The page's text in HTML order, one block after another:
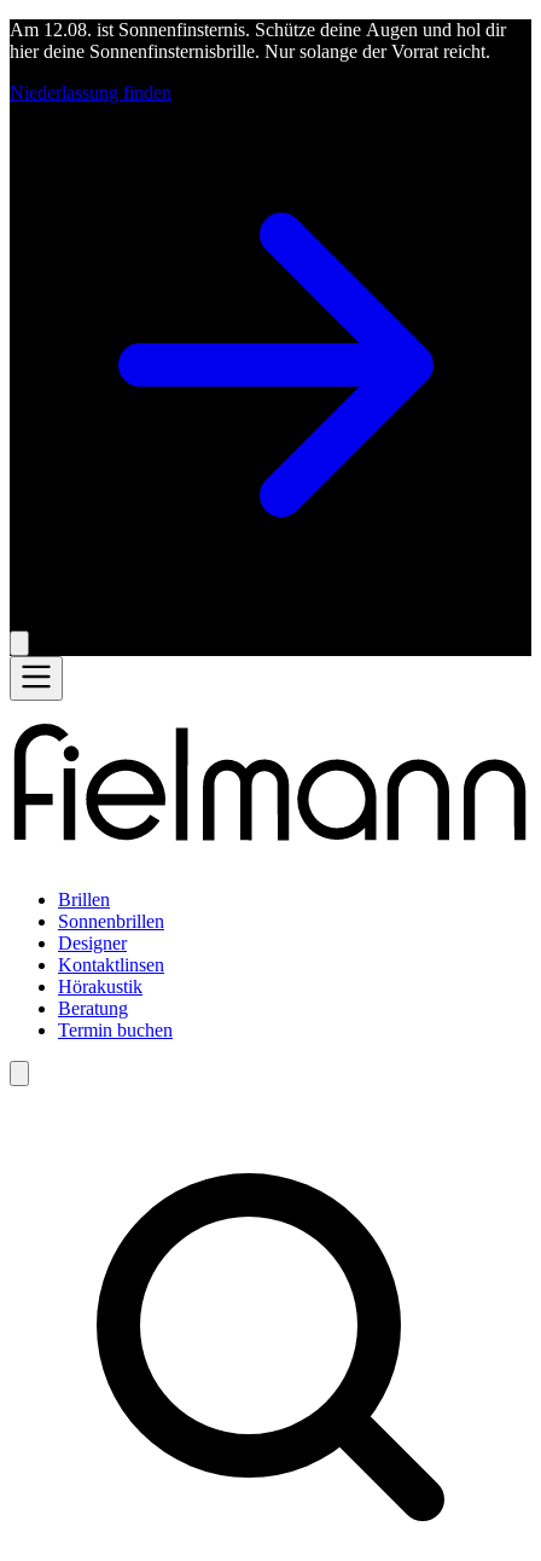
Am 12.08. ist Sonnenfinsternis. Schütze deine Augen und hol dir
hier deine Sonnenfinsternisbrille. Nur solange der Vorrat reicht.
Niederlassung finden
Brillen
Sonnenbrillen
Designer
Kontaktlinsen
Hörakustik
Beratung
Termin buchen